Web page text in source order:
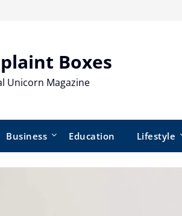
Boxes
Unicorn Magazine
Business Education Lifestyle